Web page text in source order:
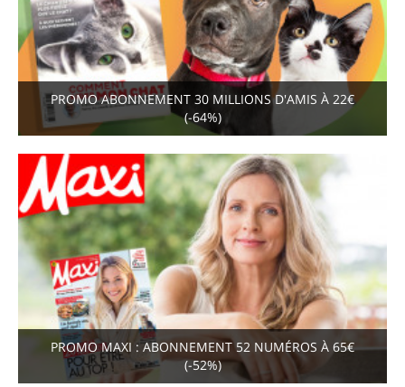
PROMO ABONNEMENT 30 MILLIONS D'AMIS À 22€
(-64%)
PROMO MAXI : ABONNEMENT 52 NUMÉROS À 65€
(-52%)